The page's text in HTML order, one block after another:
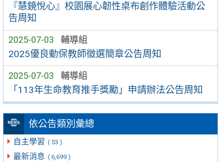
『慧鏡悅心』校園展心韌性桌布創作體驗活動公
告周知
2025-07-03 輔導組
2025優良動保教師徵選簡章公告周知
2025-07-03 輔導組
「113年生命教育推手獎勵」申請辦法公告周知
依公告類別彙總
自主學習 ( 53 )
最新消息 ( 6,699 )